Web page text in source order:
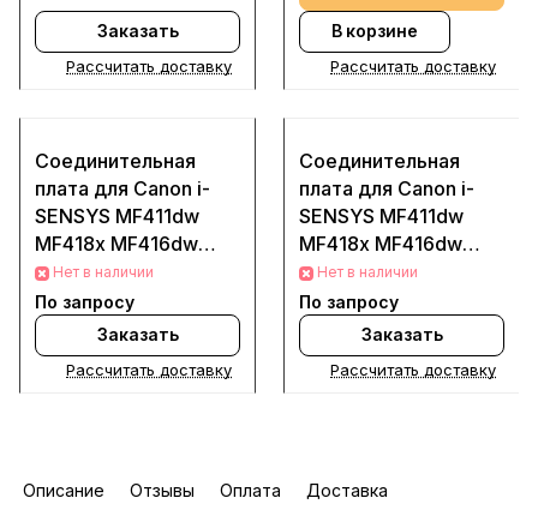
Заказать
Рассчитать доставку
В корзине
Рассчитать доставку
Соединительная
плата для Canon i-
SENSYS MF411dw
MF418x MF416dw
FM1-R906 (Деталь
восстановленная)
Нет в наличии
По запросу
Заказать
Рассчитать доставку
Соединительная
плата для Canon i-
SENSYS MF411dw
MF418x MF416dw
FM1-R906 (Деталь
новая)
Нет в наличии
По запросу
Заказать
Рассчитать доставку
Описание Отзывы Оплата Доставка